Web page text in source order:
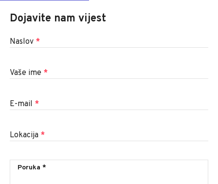
Dojavite nam vijest
Naslov *
Vaše ime *
E-mail *
Lokacija *